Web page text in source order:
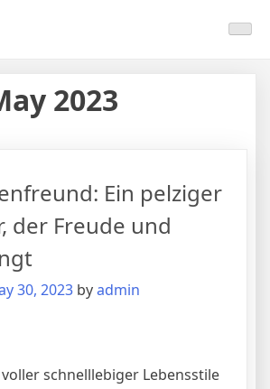
2023
Ein pelziger
der Freude und
30, 2023 byadmin
schnelllebiger Lebensstile